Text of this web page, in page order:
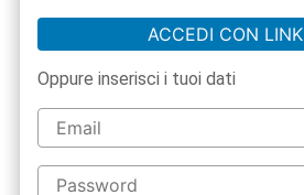
ACCEDI CON
Oppure inserisci i tuoi dati